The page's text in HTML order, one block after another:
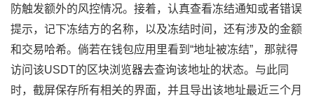
防触发额外的风控情况。接着，认真查看冻结通知或者错误
提示，记下冻结方的名称，以及冻结时间，还有涉及的金额
和交易哈希。倘若在钱包应用里看到“地址被冻结”，那就得
访问该USDT的区块浏览器去查询该地址的状态。与此同
时，截屏保存所有相关的界面，并且导出该地址最近三个月